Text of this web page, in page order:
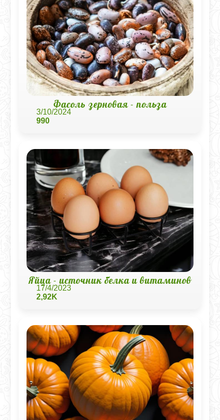
Фасоль зерновая - польза
3/10/2024
990
Яйца - источник белка и витаминов
17/4/2023
2,92K